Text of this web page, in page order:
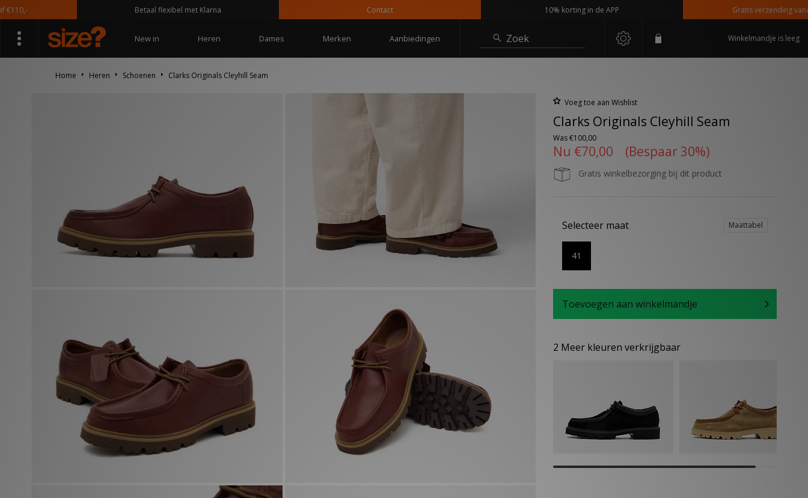
Betaal flexibel met Klarna Contact 10% korting in de APP Gratis verzending vanaf
New in Heren Dames Merken Aanbiedingen Zoek Winkelmandje is leeg
Home Heren Schoenen Clarks Originals Cleyhill Seam
Voeg toe aan Wishlist
Clarks Originals Cleyhill Seam
Was€100,00
Nu €70,00 (Bespaar 30%)
Gratis winkelbezorging bij dit product
Selecteer maat Maattabel
41
Toevoegen aan winkelmandje
2 Meer kleuren verkrijgbaar